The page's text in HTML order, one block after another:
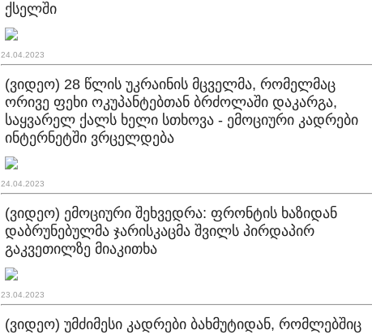
ქსელში
24.04.2023
(ვიდეო) 28 წლის უკრაინის მცველმა, რომელმაც
ორივე ფეხი ოკუპანტებთან ბრძოლაში დაკარგა,
საყვარელ ქალს ხელი სთხოვა - ემოციური კადრები
ინტერნეტში ვრცელდება
24.04.2023
(ვიდეო) ემოციური შეხვედრა: ფრონტის ხაზიდან
დაბრუნებულმა ჯარისკაცმა შვილს პირდაპირ
გაკვეთილზე მიაკითხა
23.04.2023
(ვიდეო) უმძიმესი კადრები ბახმუტიდან, რომლებშიც